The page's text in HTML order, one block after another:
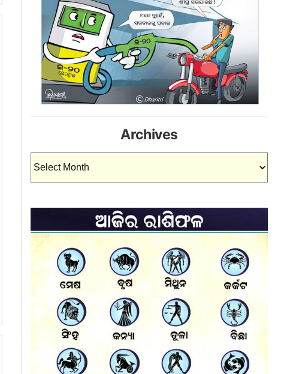
Archives
Archives